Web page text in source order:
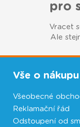
pro
Vracet
Ale
Vše o nákupu
Všeobecné
Reklamační řád
Odstoupení od